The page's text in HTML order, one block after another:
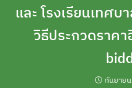
และ โรงเรียนเทศ
วิธีประกวดราค
กันยาย